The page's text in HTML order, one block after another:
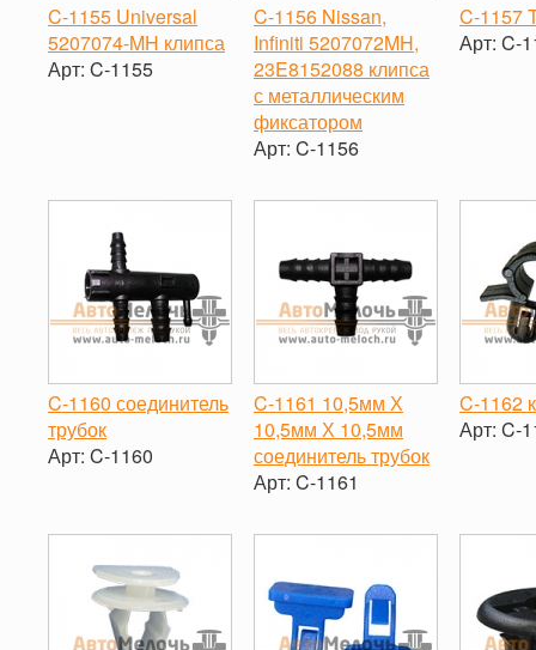
C-1155 Universal
5207074-MH клипса
Арт: C-1155
C-1156 Nissan,
Infiniti 5207072MH,
23E8152088 клипса
с металлическим
фиксатором
Арт: C-1156
-
+
C-1157
Арт: C-
C-1160 соединитель
трубок
Арт: C-1160
C-1161 10,5мм Х
10,5мм Х 10,5мм
соединитель трубок
Арт: C-1161
-
+
C-1162
Арт: C-